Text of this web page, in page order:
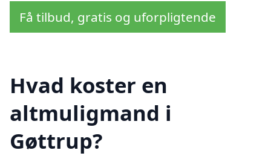
Få tilbud, gratis og uforpligtende
Hvad koster en
altmuligmand i
Gøttrup?